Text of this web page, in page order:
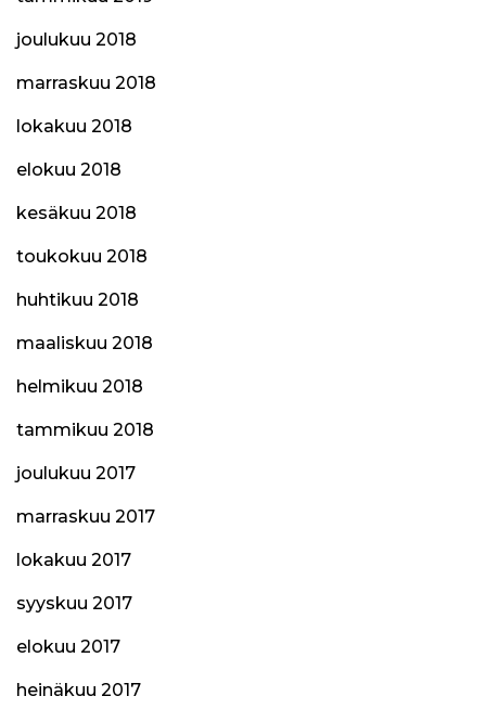
joulukuu 2018
marraskuu 2018
lokakuu 2018
elokuu 2018
kesäkuu 2018
toukokuu 2018
huhtikuu 2018
maaliskuu 2018
helmikuu 2018
tammikuu 2018
joulukuu 2017
marraskuu 2017
lokakuu 2017
syyskuu 2017
elokuu 2017
heinäkuu 2017